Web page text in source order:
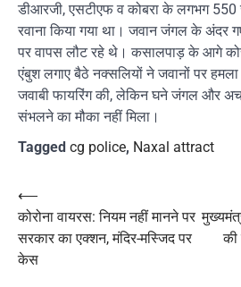
डीआरजी, एसटीएफ व कोबरा के लगभग 550
रवाना किया गया था। जवान जंगल के अंदर
पर वापस लौट रहे थे। कसालपाड़ के आगे
एंबुश लगाए बैठे नक्सलियों ने जवानों पर
जवाबी फायरिंग की, लेकिन घने जंगल और
संभलने का मौका नहीं मिला।
Tagged cg police, Naxal attract
Post
navigation
⟵
कोरोना वायरस: नियम नहीं मानने पर
सरकार का एक्शन, मंदिर-मस्जिद पर
केस
की